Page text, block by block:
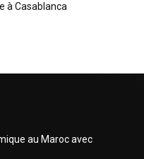
à Casablanca
au Maroc avec